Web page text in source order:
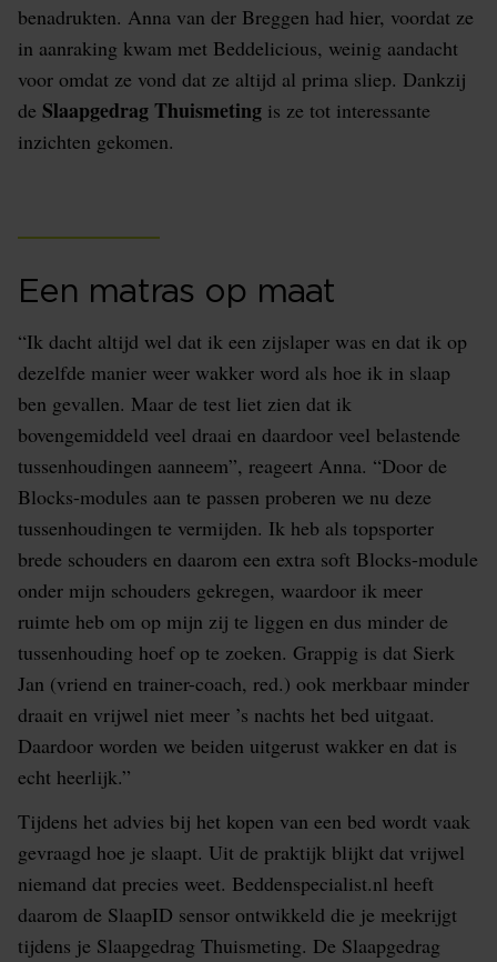
benadrukten. Anna van der Breggen had hier, voordat ze
in aanraking kwam met Beddelicious, weinig aandacht
voor omdat ze vond dat ze altijd al prima sliep. Dankzij
de Slaapgedrag Thuismeting is ze tot interessante
inzichten gekomen.
Een matras op maat
“Ik dacht altijd wel dat ik een zijslaper was en dat ik op
dezelfde manier weer wakker word als hoe ik in slaap
ben gevallen. Maar de test liet zien dat ik
bovengemiddeld veel draai en daardoor veel belastende
tussenhoudingen aanneem”, reageert Anna. “Door de
Blocks-modules aan te passen proberen we nu deze
tussenhoudingen te vermijden. Ik heb als topsporter
brede schouders en daarom een extra soft Blocks-module
onder mijn schouders gekregen, waardoor ik meer
ruimte heb om op mijn zij te liggen en dus minder de
tussenhouding hoef op te zoeken. Grappig is dat Sierk
Jan (vriend en trainer-coach, red.) ook merkbaar minder
draait en vrijwel niet meer ’s nachts het bed uitgaat.
Daardoor worden we beiden uitgerust wakker en dat is
echt heerlijk.”
Tijdens het advies bij het kopen van een bed wordt vaak
gevraagd hoe je slaapt. Uit de praktijk blijkt dat vrijwel
niemand dat precies weet. Beddenspecialist.nl heeft
daarom de SlaapID sensor ontwikkeld die je meekrijgt
tijdens je Slaapgedrag Thuismeting. De Slaapgedrag